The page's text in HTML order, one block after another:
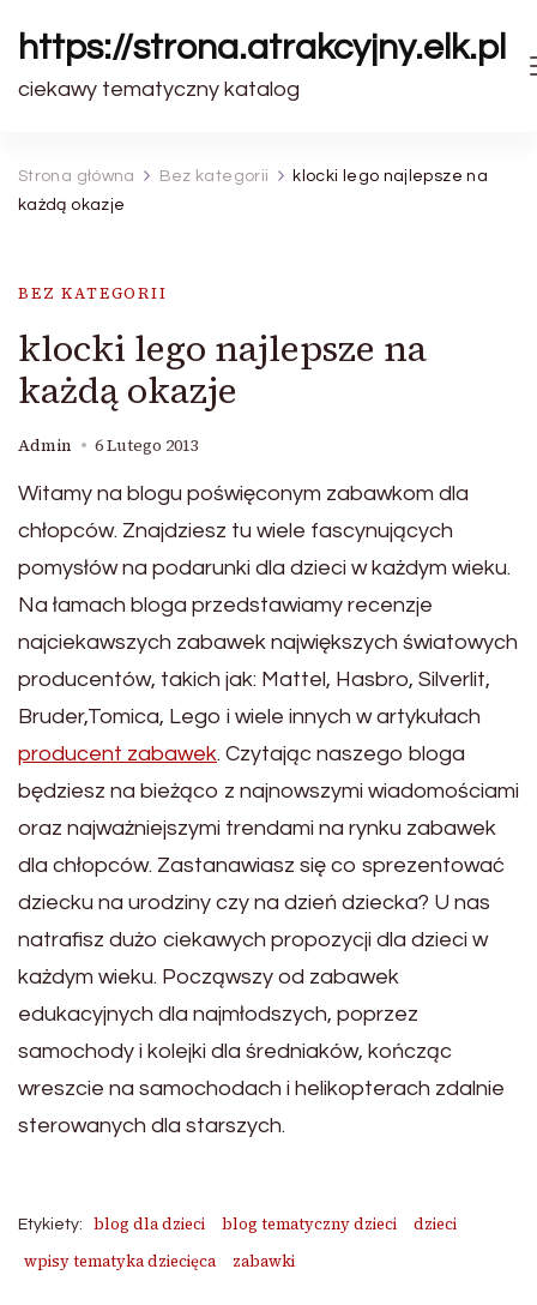
https://strona.atrakcyjny.elk.pl
ciekawy tematyczny katalog
Strona główna Bez kategorii
klocki lego najlepsze na
każdą okazje
BEZ KATEGORII
klocki lego najlepsze na
każdą okazje
Admin 6 Lutego 2013
Witamy na blogu poświęconym zabawkom dla
chłopców. Znajdziesz tu wiele fascynujących
pomysłów na podarunki dla dzieci w każdym wieku.
Na łamach bloga przedstawiamy recenzje
najciekawszych zabawek największych światowych
producentów, takich jak: Mattel, Hasbro, Silverlit,
Bruder,Tomica, Lego i wiele innych w artykułach
producent zabawek. Czytając naszego bloga
będziesz na bieżąco z najnowszymi wiadomościami
oraz najważniejszymi trendami na rynku zabawek
dla chłopców. Zastanawiasz się co sprezentować
dziecku na urodziny czy na dzień dziecka? U nas
natrafisz dużo ciekawych propozycji dla dzieci w
każdym wieku. Począwszy od zabawek
edukacyjnych dla najmłodszych, poprzez
samochody i kolejki dla średniaków, kończąc
wreszcie na samochodach i helikopterach zdalnie
sterowanych dla starszych.
Etykiety: blog dla dzieci blog tematyczny dzieci
dzieci
wpisy tematyka dziecięca
zabawki